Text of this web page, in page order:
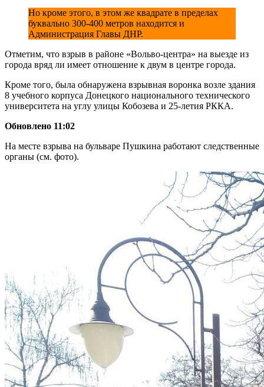
Но кроме этого, в этом же квадрате в пределах
буквально 300-400 метров находится и
Администрация Главы ДНР.
Отметим, что взрыв в районе «Вольво-центра» на выезде из
города вряд ли имеет отношение к двум в центре города.
Кроме того, была обнаружена взрывная воронка возле здания
8 учебного корпуса Донецкого национального технического
университета на углу улицы Кобозева и 25-летия РККА.
Обновлено 11:02
На месте взрыва на бульваре Пушкина работают следственные
органы (см. фото).